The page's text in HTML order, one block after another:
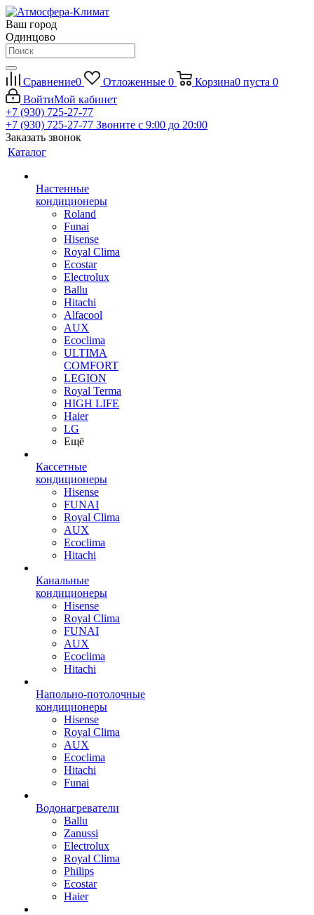
Ваш город
Одинцово
Сравнение0 Отложенные 0 Корзина0 пуста 0
ВойтиМой кабинет
+7 (930) 725-27-77
+7 (930) 725-27-77 Звоните с 9:00 до 20:00
Заказать звонок
Каталог
Настенные
кондиционеры
Roland
Funai
Hisense
Royal Clima
Ecostar
Electrolux
Ballu
Hitachi
Alfacool
AUX
Ecoclima
ULTIMA
COMFORT
LEGION
Royal Terma
HIGH LIFE
Haier
LG
Ещё
Кассетные
кондиционеры
Hisense
FUNAI
Royal Clima
AUX
Ecoclima
Hitachi
Канальные
кондиционеры
Hisense
Royal Clima
FUNAI
AUX
Ecoclima
Hitachi
Напольно-потолочные
кондиционеры
Hisense
Royal Clima
AUX
Ecoclima
Hitachi
Funai
Водонагреватели
Ballu
Zanussi
Electrolux
Royal Clima
Philips
Ecostar
Haier